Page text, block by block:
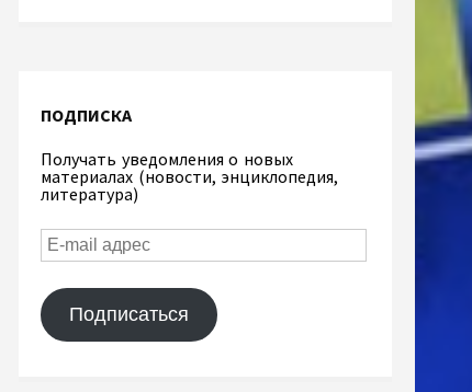
ПОДПИСКА
Получать уведомления о новых
материалах (новости, энциклопедия,
литература)
Подписаться